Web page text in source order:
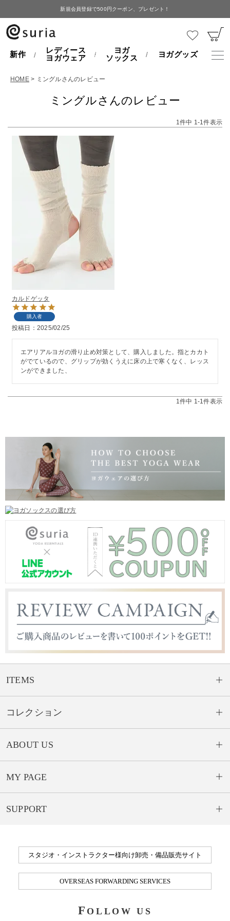
新規会員登録で500円クーポン、プレゼント！
新作
レディース
ヨガウェア
ヨガ
ソックス
ヨガグッズ
HOME ミングルさんのレビュー
ミングルさんのレビュー
1件中 1-1件表示
カルドゲッタ
購入者
投稿日 2025/02/25
エアリアルヨガの滑り止め対策として、購入しました。指とカカト
がでているので、グリップが効くうえに床の上で寒くなく、レッス
ンができました、
1件中 1-1件表示
ITEMS
コレクション
ABOUT US
MY PAGE
SUPPORT
スタジオ・インストラクター様向け卸売・備品販売サイト
OVERSEAS FORWARDING SERVICES
F OLLOW US